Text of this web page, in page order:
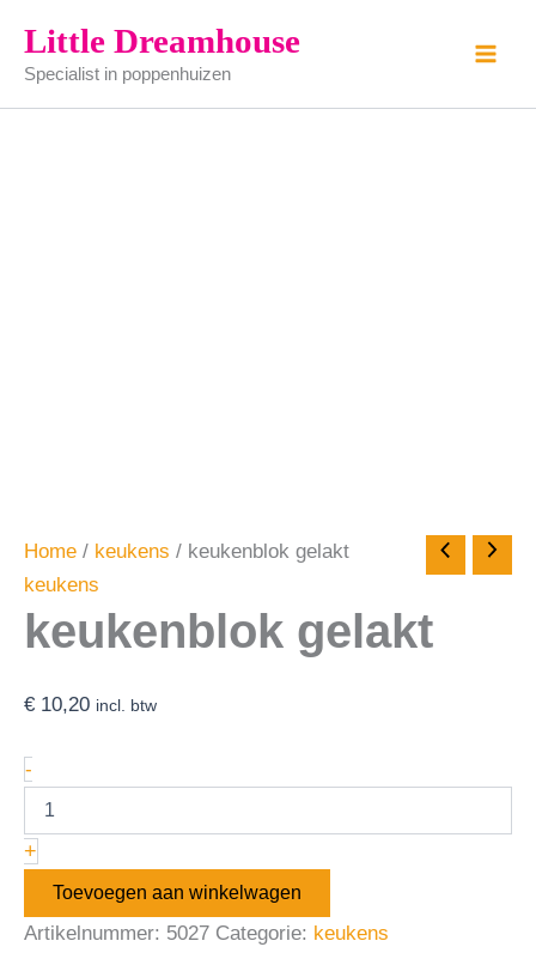
naar
inhoud
Little Dreamhouse
Specialist in poppenhuizen
Home / keukens / keukenblok gelakt
keukens
keukenblok gelakt
€ 10,20 incl. btw
-
gelakt
aantal
+
Toevoegen aan winkelwagen
Artikelnummer: 5027 Categorie: keukens